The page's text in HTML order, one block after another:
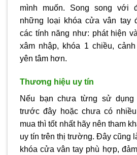
mình muốn. Song song với
những loại khóa cửa vân tay
các tính năng như: phát hiện
xâm nhập, khóa 1 chiều,
yên tâm hơn.
Thương hiệu uy tín
Nếu bạn chưa từng sử
trước đây hoặc chưa có
mua thì tốt nhất hãy nên tham
uy tín trên thị trường. Đây cũng
khóa cửa vân tay phù hợp,